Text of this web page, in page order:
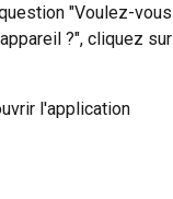
"Voulez-vous
?", cliquez sur
l'application